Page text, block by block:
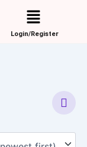
Menu
Login/Register